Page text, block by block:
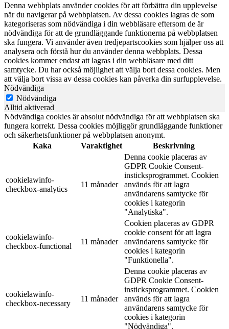
Denna webbplats använder cookies för att förbättra din upplevelse
när du navigerar på webbplatsen. Av dessa cookies lagras de som
kategoriseras som nödvändiga i din webbläsare eftersom de är
nödvändiga för att de grundläggande funktionerna på webbplatsen
ska fungera. Vi använder även tredjepartscookies som hjälper oss att
analysera och förstå hur du använder denna webbplats. Dessa
cookies kommer endast att lagras i din webbläsare med ditt
samtycke. Du har också möjlighet att välja bort dessa cookies. Men
att välja bort vissa av dessa cookies kan påverka din surfupplevelse.
Nödvändiga
Nödvändiga
Alltid aktiverad
Nödvändiga cookies är absolut nödvändiga för att webbplatsen ska
fungera korrekt. Dessa cookies möjliggör grundläggande funktioner
och säkerhetsfunktioner på webbplatsen anonymt.
Kaka
Varaktighet Beskrivning
cookielawinfo-
checkbox-analytics
11 månader
Denna cookie placeras av
GDPR Cookie Consent-
insticksprogrammet. Cookien
används för att lagra
användarens samtycke för
cookies i kategorin
"Analytiska".
cookielawinfo-
checkbox-functional
11 månader
Cookien placeras av GDPR
cookie consent för att lagra
användarens samtycke för
cookies i kategorin
"Funktionella".
cookielawinfo-
checkbox-necessary
11 månader
Denna cookie placeras av
GDPR Cookie Consent-
insticksprogrammet. Cookien
används för att lagra
användarens samtycke för
cookies i kategorin
"Nödvändiga".